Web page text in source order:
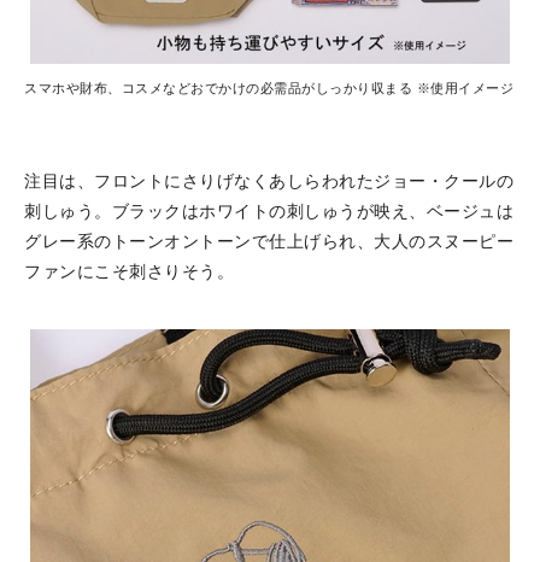
スマホや財布、コスメなどおでかけの必需品がしっかり収まる ※使用イメージ
注目は、フロントにさりげなくあしらわれたジョー・クールの
刺しゅう。ブラックはホワイトの刺しゅうが映え、ベージュは
グレー系のトーンオントーンで仕上げられ、大人のスヌーピー
ファンにこそ刺さりそう。